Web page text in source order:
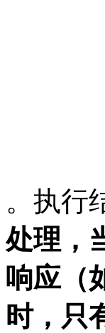
。执行
处理，
响应（
时，只